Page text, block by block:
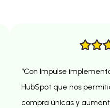
“Con Impulse
HubSpot que nos
compra únicas y